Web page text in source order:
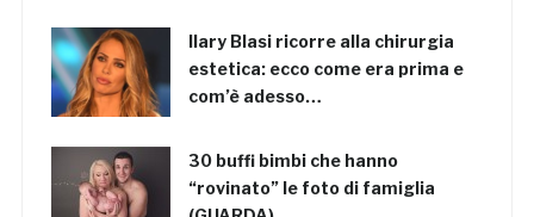
Ilary Blasi ricorre alla chirurgia
estetica: ecco come era prima e
com’è adesso…
30 buffi bimbi che hanno
“rovinato” le foto di famiglia